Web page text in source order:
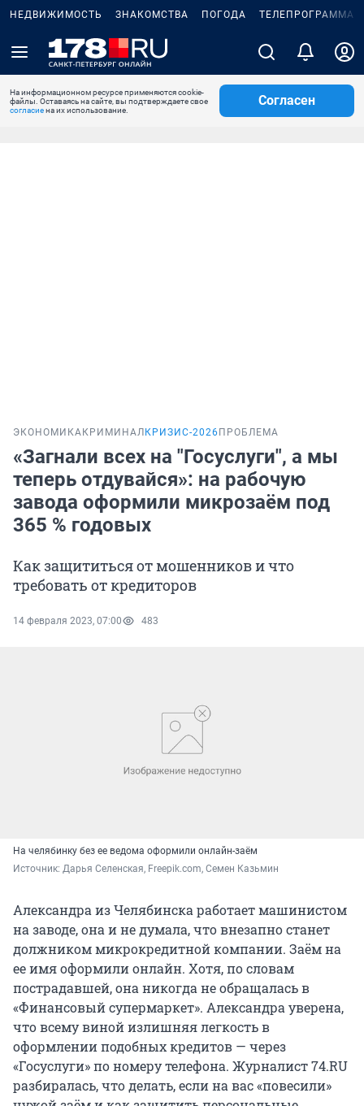
НЕДВИЖИМОСТЬ ЗНАКОМСТВА ПОГОДА ТЕЛЕПРОГРАММА
На информационном ресурсе применяются cookie-
файлы. Оставаясь на сайте, вы подтверждаете свое
согласиена их использование.
Согласен
ЭКОНОМИКА КРИМИНАЛ КРИЗИС-2026 ПРОБЛЕМА
«Загнали всех на "Госуслуги", а мы
теперь отдувайся»: на рабочую
завода оформили микрозаём под
365 % годовых
Как защититься от мошенников и что
требовать от кредиторов
14 февраля 2023, 07:00 483
На челябинку без ее ведома оформили онлайн-заём
Источник: Дарья Селенская, Freepik.com, Семен Казьмин
Александра из Челябинска работает машинистом
на заводе, она и не думала, что внезапно станет
должником микрокредитной компании. Заём на
ее имя оформили онлайн. Хотя, по словам
пострадавшей, она никогда не обращалась в
«Финансовый супермаркет». Александра уверена,
что всему виной излишняя легкость в
оформлении подобных кредитов — через
«Госуслуги» по номеру телефона. Журналист 74.RU
разбиралась, что делать, если на вас «повесили»